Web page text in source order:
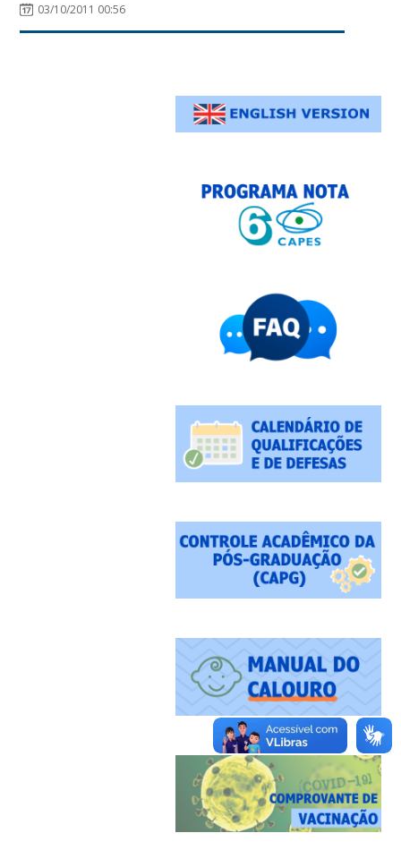
03/10/2011 00:56